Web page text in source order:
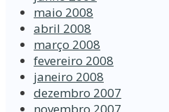
maio 2008
abril 2008
março 2008
fevereiro 2008
janeiro 2008
dezembro 2007